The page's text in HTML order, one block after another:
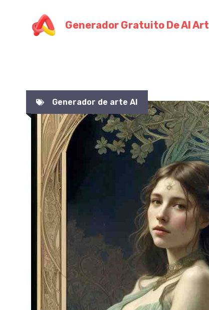
contenido
Generador Gratuito De AI Art
Generador de arte AI